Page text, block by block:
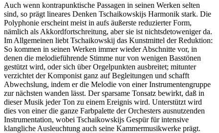
Auch wenn kontrapunktische Passagen in seinen Werken selten
sind, so prägt lineares Denken Tschaikowskijs Harmonik stark. Die
Polyphonie erscheint meist in aufs äußerste reduzierter Form,
nämlich als Akkordfortschreitung, aber sie ist nichtsdetoweniger da.
Im Allgemeinen liebt Tschaikowskij das Kunstmittel der Reduktion:
So kommen in seinen Werken immer wieder Abschnitte vor, in
denen die melodieführende Stimme nur von wenigen Basstönen
gestützt wird, oder sich über Orgelpunkten ausbreitet; mitunter
verzichtet der Komponist ganz auf Begleitungen und schafft
Abwechslung, indem er die Melodie von einer Instrumentengruppe
zur nächsten wanden lässt. Der sparsame Tonsatz bewirkt, daß in
dieser Musik jeder Ton zu einem Ereignis wird. Unterstützt wird
dies von einer die ganze Farbpalette der Orchesters ausnutzenden
Instrumentation, wobei Tschaikowskijs Gespür für intensive
klangliche Ausleuchtung auch seine Kammermusikwerke prägt.